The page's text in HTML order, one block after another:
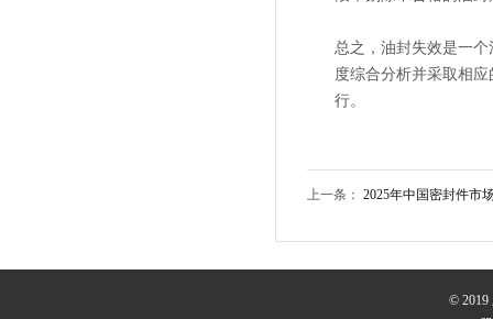
总之，油封失效是一
度综合分析并采取相
行。
上一条： 2025年中国密封件市
© 2019